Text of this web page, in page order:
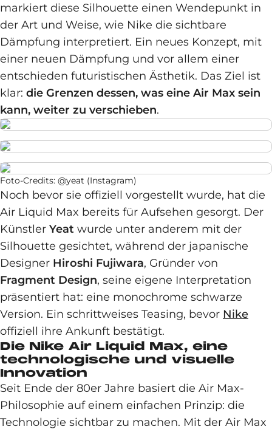
markiert diese Silhouette einen Wendepunkt in
der Art und Weise, wie Nike die sichtbare
Dämpfung interpretiert. Ein neues Konzept, mit
einer neuen Dämpfung und vor allem einer
entschieden futuristischen Ästhetik. Das Ziel ist
klar: die Grenzen dessen, was eine Air Max sein
kann, weiter zu verschieben.
Foto-Credits: @yeat (Instagram)
Noch bevor sie offiziell vorgestellt wurde, hat die
Air Liquid Max bereits für Aufsehen gesorgt. Der
Künstler Yeat wurde unter anderem mit der
Silhouette gesichtet, während der japanische
Designer Hiroshi Fujiwara, Gründer von
Fragment Design, seine eigene Interpretation
präsentiert hat: eine monochrome schwarze
Version. Ein schrittweises Teasing, bevor Nike
offiziell ihre Ankunft bestätigt.
Die Nike Air Liquid Max, eine
technologische und visuelle
Innovation
Seit Ende der 80er Jahre basiert die Air Max-
Philosophie auf einem einfachen Prinzip: die
Technologie sichtbar zu machen. Mit der Air Max